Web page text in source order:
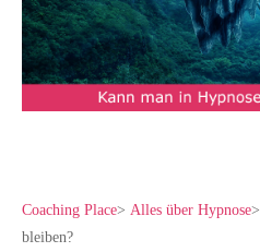
Coaching Place> Alles über Hypnose>
bleiben?